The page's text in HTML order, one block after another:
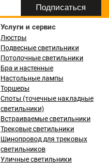
Услуги и сервис
Люстры
Подвесные светильники
Потолочные светильники
Бра и настенные
Настольные лампы
Торшеры
Споты (точечные накладные
светильники)
Встраиваемые светильники
Трековые светильники
Шинопровод для трековых
светильников
Уличные светильники